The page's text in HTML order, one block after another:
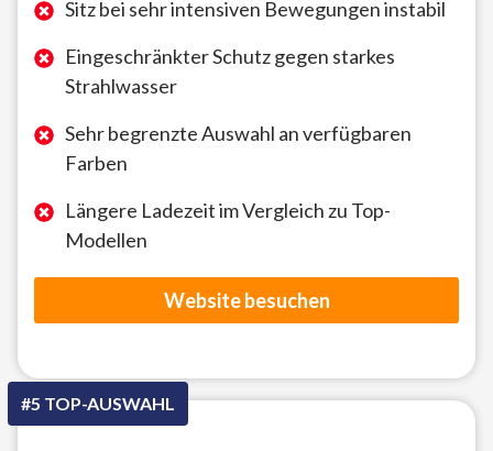
Sitz bei sehr intensiven Bewegungen instabil
Eingeschränkter Schutz gegen starkes
Strahlwasser
Sehr begrenzte Auswahl an verfügbaren
Farben
Längere Ladezeit im Vergleich zu Top-
Modellen
Website besuchen
#5 TOP-AUSWAHL